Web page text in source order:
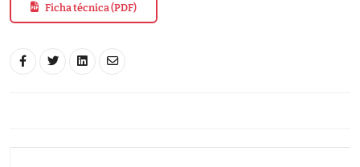
Ficha técnica (PDF)